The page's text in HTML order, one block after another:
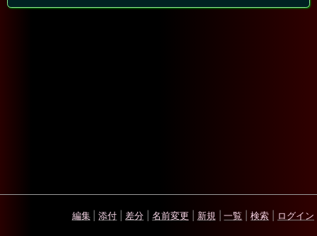
編集 添付 差分 名前変更 新規 一覧 検索 ログイン